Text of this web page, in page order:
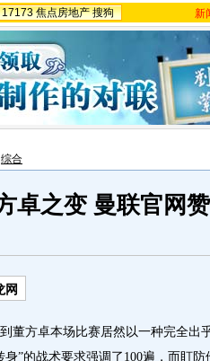
17173 焦点房地产 搜狗 新
综合
卓之变 曼联官网
网
方卓本场比赛居然以一种完全出乎
身”的战术要求强调了100遍，而盯